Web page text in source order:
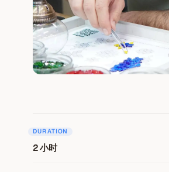
DURATION
2 小时